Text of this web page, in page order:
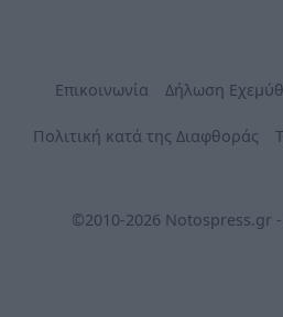
Επικοινωνία Δήλωση
Πολιτική κατά της Διαφθοράς
©2010-2026 Notospress.gr